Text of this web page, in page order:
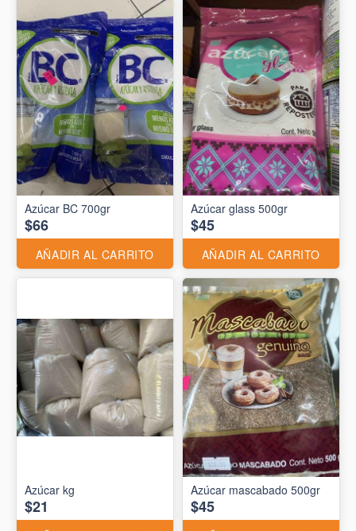
Azúcar BC 700gr
$66
AÑADIR AL CARRITO
Azúcar glass 500gr
$45
AÑADIR AL CARRITO
Azúcar kg
$21
Azúcar mascabado 500gr
$45